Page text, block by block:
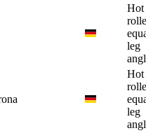
Hot
leg
Hot
leg